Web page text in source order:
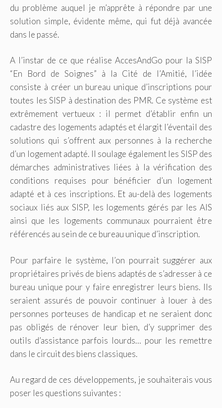
du problème auquel je m’apprête à répondre par une
solution simple, évidente même, qui fut déjà avancée
dans le passé.
A l’instar de ce que réalise AccesAndGo pour la SISP
“En Bord de Soignes” à la Cité de l’Amitié, l’idée
consiste à créer un bureau unique d’inscriptions pour
toutes les SISP à destination des PMR. Ce système est
extrêmement vertueux : il permet d’établir enfin un
cadastre des logements adaptés et élargit l’éventail des
solutions qui s’offrent aux personnes à la recherche
d’un logement adapté. Il soulage également les SISP des
démarches administratives liées à la vérification des
conditions requises pour bénéficier d’un logement
adapté et à ces inscriptions. Et au-delà des logements
sociaux liés aux SISP, les logements gérés par les AIS
ainsi que les logements communaux pourraient être
référencés au sein de ce bureau unique d’inscription.
Pour parfaire le système, l’on pourrait suggérer aux
propriétaires privés de biens adaptés de s’adresser à ce
bureau unique pour y faire enregistrer leurs biens. Ils
seraient assurés de pouvoir continuer à louer à des
personnes porteuses de handicap et ne seraient donc
pas obligés de rénover leur bien, d’y supprimer des
outils d’assistance parfois lourds… pour les remettre
dans le circuit des biens classiques.
Au regard de ces développements, je souhaiterais vous
poser les questions suivantes :